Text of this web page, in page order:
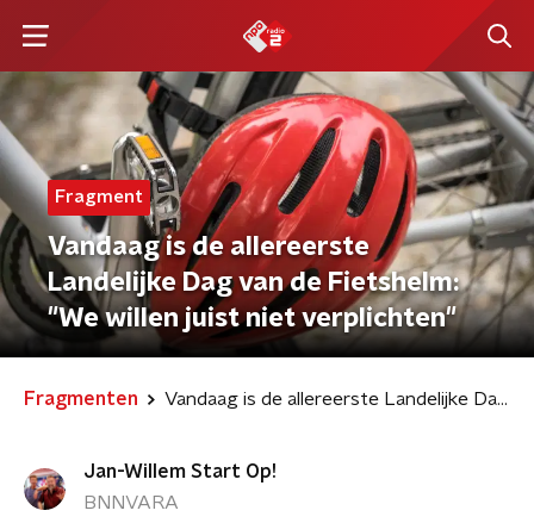
Fragment
Vandaag is de allereerste
Landelijke Dag van de Fietshelm:
"We willen juist niet verplichten"
Fragmenten Vandaag is de allereerste Landelijke Dag van de Fietshelm: "We willen juist niet verplichten"
Jan-Willem Start Op!
BNNVARA